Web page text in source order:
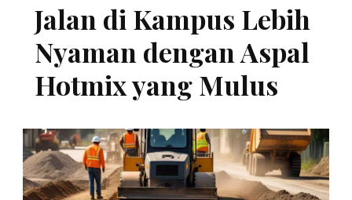
Jalan di Kampus Lebih
Nyaman dengan Aspal
Hotmix yang Mulus